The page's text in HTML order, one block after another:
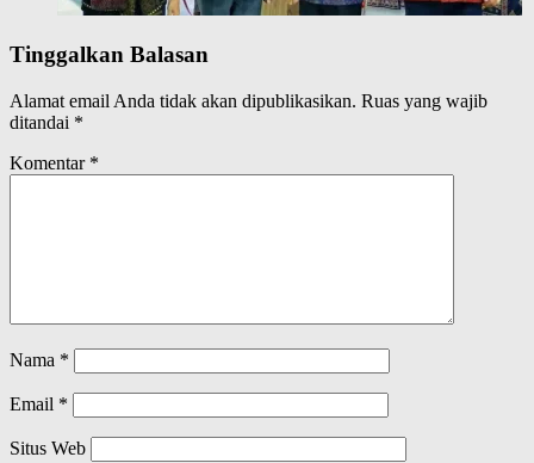
Tinggalkan Balasan
Alamat email Anda tidak akan dipublikasikan. Ruas yang wajib
ditandai *
Komentar *
Nama *
Email *
Situs Web